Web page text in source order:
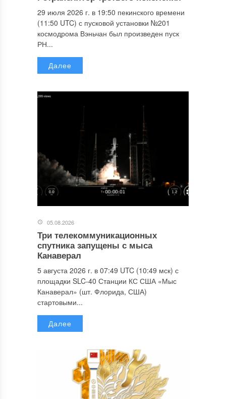
29 июля 2026 г. в 19:50 пекинского времени
(11:50 UTC) с пусковой установки №201
космодрома Вэньчан был произведен пуск
РН...
Далее
05.08.2026
Три телекоммуникационных
спутника запущены с мыса
Канаверал
5 августа 2026 г. в 07:49 UTC (10:49 мск) с
площадки SLC-40 Станции КС США «Мыс
Канаверал» (шт. Флорида, США)
стартовыми...
Далее